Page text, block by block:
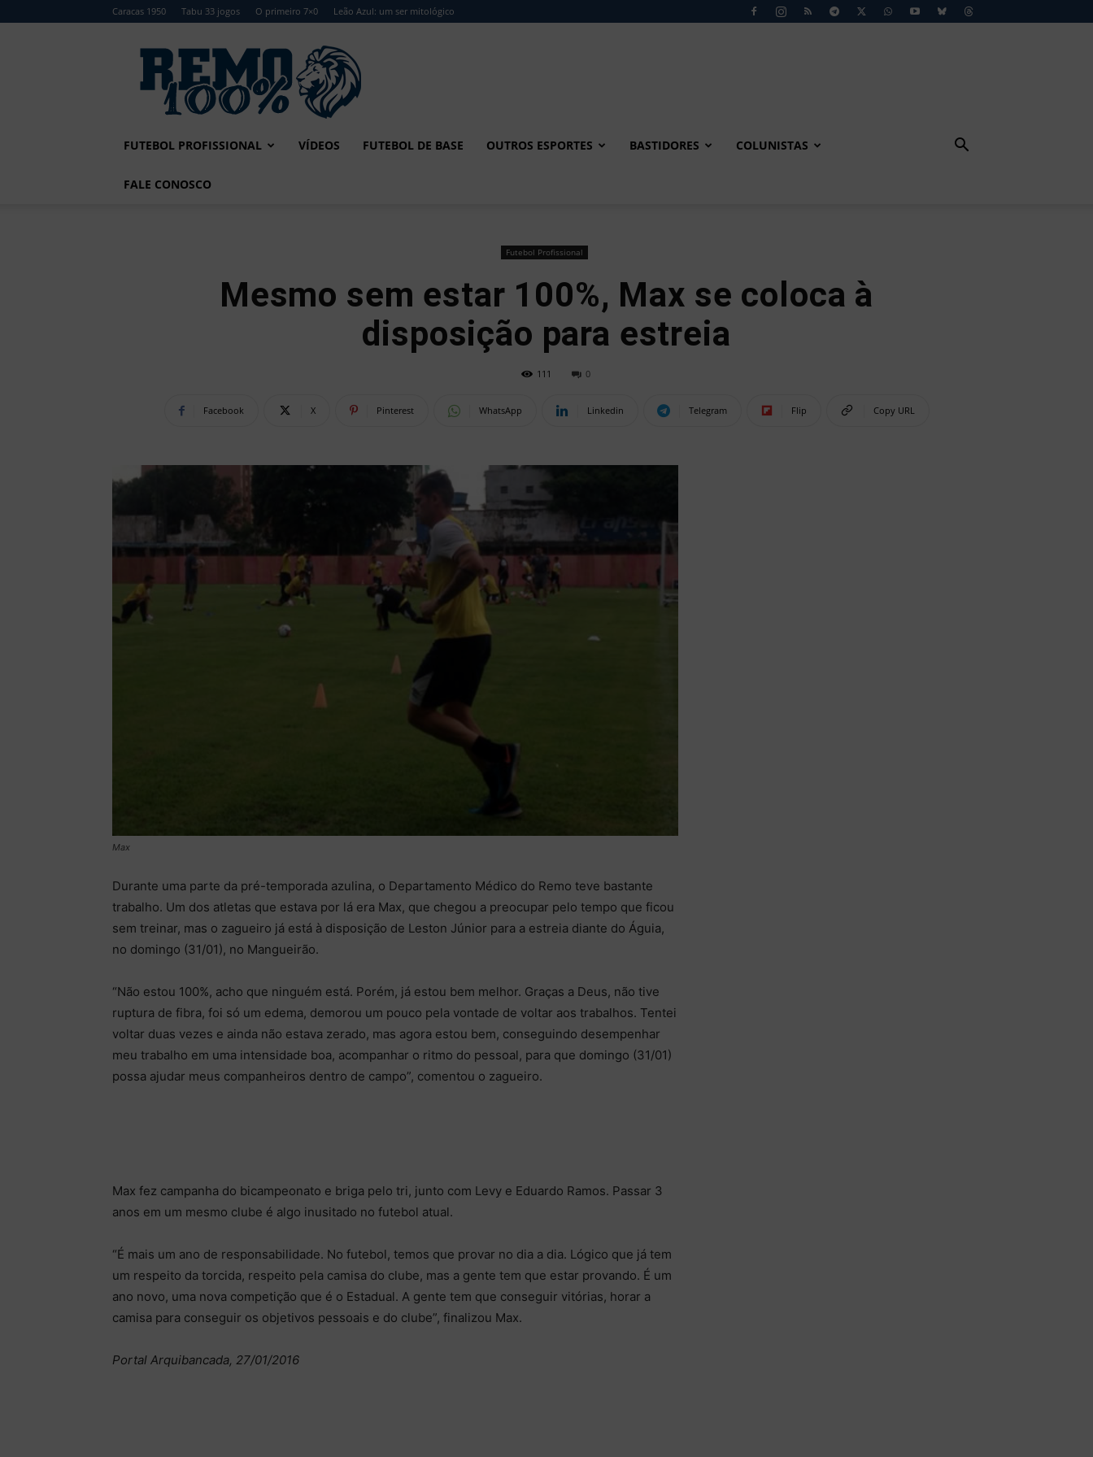
Caracas 1950 Tabu 33 jogos O primeiro 7×0 Leão Azul: um ser mitológico
Remo
FUTEBOL PROFISSIONAL VÍDEOS FUTEBOL DE BASE OUTROS ESPORTES BASTIDORES COLUNISTAS
FALE CONOSCO
Futebol Profissional
Mesmo sem estar 100%, Max se coloca à
disposição para estreia
111 0
Facebook X Pinterest WhatsApp Linkedin Telegram Flip Copy URL
Max
Durante uma parte da pré-temporada azulina, o Departamento Médico do Remo teve bastante
trabalho. Um dos atletas que estava por lá era Max, que chegou a preocupar pelo tempo que ficou
sem treinar, mas o zagueiro já está à disposição de Leston Júnior para a estreia diante do Águia,
no domingo (31/01), no Mangueirão.
“Não estou 100%, acho que ninguém está. Porém, já estou bem melhor. Graças a Deus, não tive
ruptura de fibra, foi só um edema, demorou um pouco pela vontade de voltar aos trabalhos. Tentei
voltar duas vezes e ainda não estava zerado, mas agora estou bem, conseguindo desempenhar
meu trabalho em uma intensidade boa, acompanhar o ritmo do pessoal, para que domingo (31/01)
possa ajudar meus companheiros dentro de campo”, comentou o zagueiro.
Max fez campanha do bicampeonato e briga pelo tri, junto com Levy e Eduardo Ramos. Passar 3
anos em um mesmo clube é algo inusitado no futebol atual.
“É mais um ano de responsabilidade. No futebol, temos que provar no dia a dia. Lógico que já tem
um respeito da torcida, respeito pela camisa do clube, mas a gente tem que estar provando. É um
ano novo, uma nova competição que é o Estadual. A gente tem que conseguir vitórias, horar a
camisa para conseguir os objetivos pessoais e do clube”, finalizou Max.
Portal Arquibancada, 27/01/2016